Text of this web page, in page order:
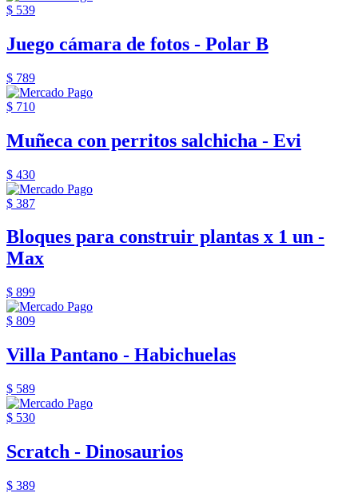
$ 539
Juego cámara de fotos - Polar B
$ 789
$ 710
Muñeca con perritos salchicha - Evi
$ 430
$ 387
Bloques para construir plantas x 1 un -
Max
$ 899
$ 809
Villa Pantano - Habichuelas
$ 589
$ 530
Scratch - Dinosaurios
$ 389